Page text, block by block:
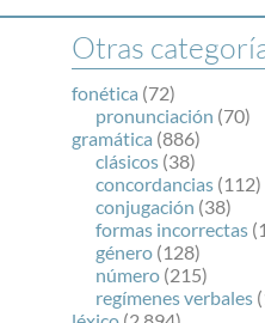
la Agencia Efe y la
cuyo objetivo es
español en los
Internet.
Otras
fonética (72)
pronunciación (70)
gramática (886)
clásicos (38)
concordancias (112)
conjugación (38)
formas incorrectas
género (128)
número (215)
regímenes verbales